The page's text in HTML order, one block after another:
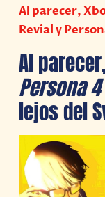
Al parecer,
Revial y
Al
Persona
lejos del